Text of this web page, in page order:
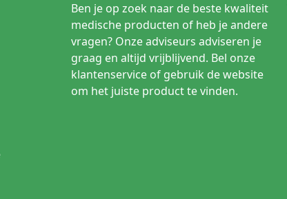
Ben je op zoek naar de beste kwaliteit
medische producten of heb je andere
vragen? Onze adviseurs adviseren je
graag en altijd vrijblijvend. Bel onze
klantenservice of gebruik de website
om het juiste product te vinden.